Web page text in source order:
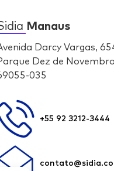
Manaus
Darcy Vargas,
Dez de
035
+55 92 3212-3444